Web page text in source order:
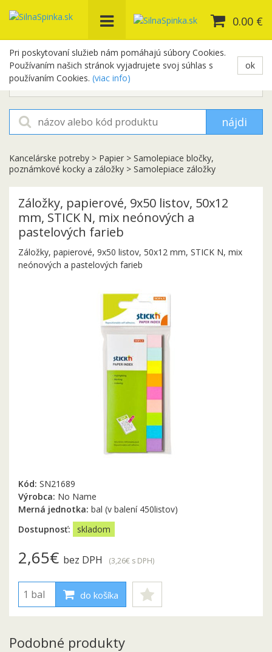
Pri poskytovaní služieb nám pomáhajú súbory Cookies.
Používaním našich stránok vyjadrujete svoj súhlas s
používaním Cookies. (viac info)
ok
0.00 €
+421 948 654 329
objednavky@silnaspinka.sk
nájdi
Kancelárske potreby > Papier > Samolepiace bločky,
poznámkové kocky a záložky > Samolepiace záložky
Záložky, papierové, 9x50 listov, 50x12
mm, STICK N, mix neónových a
pastelových farieb
Záložky, papierové, 9x50 listov, 50x12 mm, STICK N, mix
neónových a pastelových farieb
Kód: SN21689
Výrobca: No Name
Merná jednotka: bal (v balení 450listov)
Dostupnosť:
skladom
2,65€ bez DPH (3,26€ s DPH)
do košíka
Podobné produkty